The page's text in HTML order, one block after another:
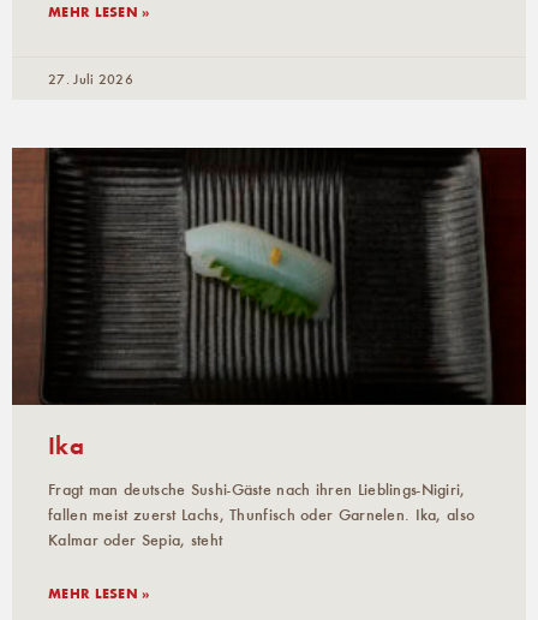
MEHR LESEN »
27. Juli 2026
Ika
Fragt man deutsche Sushi-Gäste nach ihren Lieblings-Nigiri,
fallen meist zuerst Lachs, Thunfisch oder Garnelen. Ika, also
Kalmar oder Sepia, steht
MEHR LESEN »